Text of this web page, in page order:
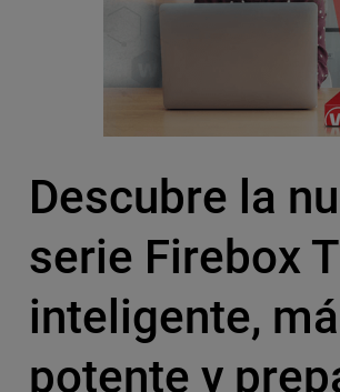
Descubre la
serie Firebox
inteligente,
potente y